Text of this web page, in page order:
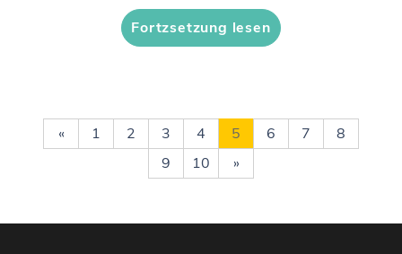
Fortzsetzung lesen
« 1 2 3 4 5 6 7
8
9
10 »